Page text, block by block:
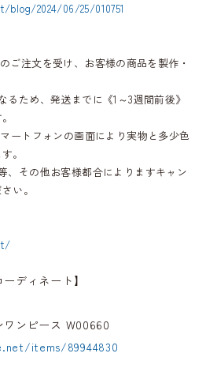
2024/06/25/010751
ご注文を受け、お客様の商品を製作・
ため、発送までに《1～3週間前後》
ートフォンの画面により実物と多少色
。
、その他お客様都合によりますキャン
い。
ディネート】
ワンピース W00660
items/89944830